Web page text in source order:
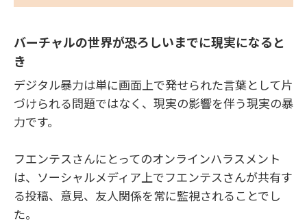
バーチャルの世界が恐ろしいまでに現実になると
き
デジタル暴力は単に画面上で発せられた言葉として片
づけられる問題ではなく、現実の影響を伴う現実の暴
力です。
フエンテスさんにとってのオンラインハラスメント
は、ソーシャルメディア上でフエンテスさんが共有す
る投稿、意見、友人関係を常に監視されることでし
た。